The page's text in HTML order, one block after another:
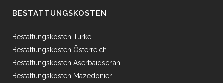
BESTATTUNGSKOSTEN
Bestattungskosten Türkei
Bestattungskosten Österreich
Bestattungskosten Aserbaidschan
Bestattungskosten Mazedonien